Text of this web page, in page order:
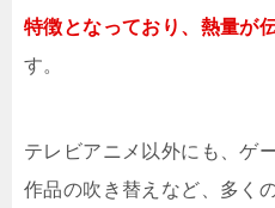
特徴となっており、熱量が
す。
テレビアニメ以外にも、ゲ
作品の吹き替えなど、多く